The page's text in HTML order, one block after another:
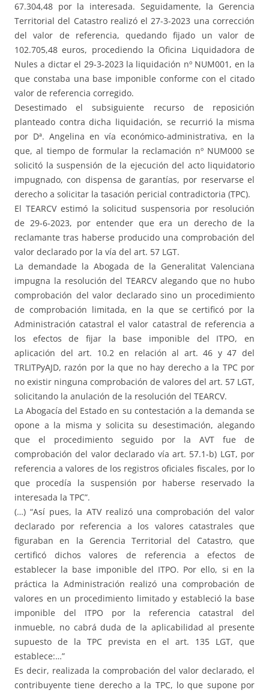
67.304,48 por la interesada. Seguidamente, la Gerencia
Territorial del Catastro realizó el 27-3-2023 una corrección
del valor de referencia, quedando fijado un valor de
102.705,48 euros, procediendo la Oficina Liquidadora de
Nules a dictar el 29-3-2023 la liquidación nº NUM001, en la
que constaba una base imponible conforme con el citado
valor de referencia corregido.
Desestimado el subsiguiente recurso de reposición
planteado contra dicha liquidación, se recurrió la misma
por Dª. Angelina en vía económico-administrativa, en la
que, al tiempo de formular la reclamación nº NUM000 se
solicitó la suspensión de la ejecución del acto liquidatorio
impugnado, con dispensa de garantías, por reservarse el
derecho a solicitar la tasación pericial contradictoria (TPC).
El TEARCV estimó la solicitud suspensoria por resolución
de 29-6-2023, por entender que era un derecho de la
reclamante tras haberse producido una comprobación del
valor declarado por la vía del art. 57 LGT.
La demandade la Abogada de la Generalitat Valenciana
impugna la resolución del TEARCV alegando que no hubo
comprobación del valor declarado sino un procedimiento
de comprobación limitada, en la que se certificó por la
Administración catastral el valor catastral de referencia a
los efectos de fijar la base imponible del ITPO, en
aplicación del art. 10.2 en relación al art. 46 y 47 del
TRLITPyAJD, razón por la que no hay derecho a la TPC por
no existir ninguna comprobación de valores del art. 57 LGT,
solicitando la anulación de la resolución del TEARCV.
La Abogacía del Estado en su contestación a la demanda se
opone a la misma y solicita su desestimación, alegando
que el procedimiento seguido por la AVT fue de
comprobación del valor declarado vía art. 57.1-b) LGT, por
referencia a valores de los registros oficiales fiscales, por lo
que procedía la suspensión por haberse reservado la
interesada la TPC”.
(…) “Así pues, la ATV realizó una comprobación del valor
declarado por referencia a los valores catastrales que
figuraban en la Gerencia Territorial del Catastro, que
certificó dichos valores de referencia a efectos de
establecer la base imponible del ITPO. Por ello, si en la
práctica la Administración realizó una comprobación de
valores en un procedimiento limitado y estableció la base
imponible del ITPO por la referencia catastral del
inmueble, no cabrá duda de la aplicabilidad al presente
supuesto de la TPC prevista en el art. 135 LGT, que
establece:…”
Es decir, realizada la comprobación del valor declarado, el
contribuyente tiene derecho a la TPC, lo que supone por